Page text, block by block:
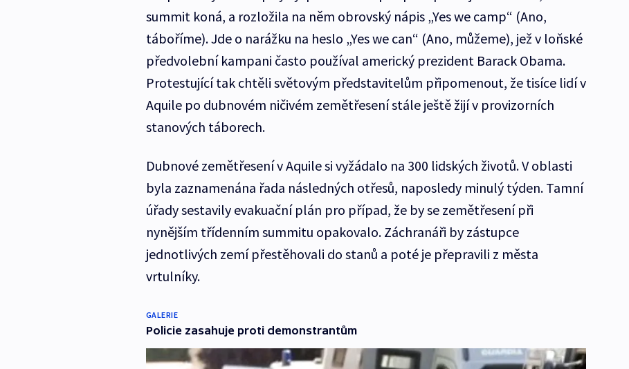
summit koná, a rozložila na něm obrovský nápis „Yes we camp“ (Ano,
táboříme). Jde o narážku na heslo „Yes we can“ (Ano, můžeme), jež v loňské
předvolební kampani často používal americký prezident Barack Obama.
Protestující tak chtěli světovým představitelům připomenout, že tisíce lidí v
Aquile po dubnovém ničivém zemětřesení stále ještě žijí v provizorních
stanových táborech.
Dubnové zemětřesení v Aquile si vyžádalo na 300 lidských životů. V oblasti
byla zaznamenána řada následných otřesů, naposledy minulý týden. Tamní
úřady sestavily evakuační plán pro případ, že by se zemětřesení při
nynějším třídenním summitu opakovalo. Záchranáři by zástupce
jednotlivých zemí přestěhovali do stanů a poté je přepravili z města
vrtulníky.
GALERIE
Policie zasahuje proti demonstrantům